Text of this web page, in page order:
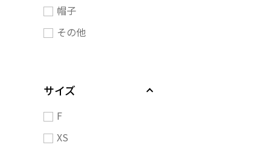
帽子
その他
サイズ
F
XS